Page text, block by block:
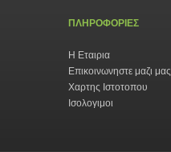
ΠΛΗΡΟΦΟΡΙΕΣ
Η Εταιρια
Επικοινωνηστε μαζι μας
Χαρτης Ιστοτοπου
Ισολογιμοι